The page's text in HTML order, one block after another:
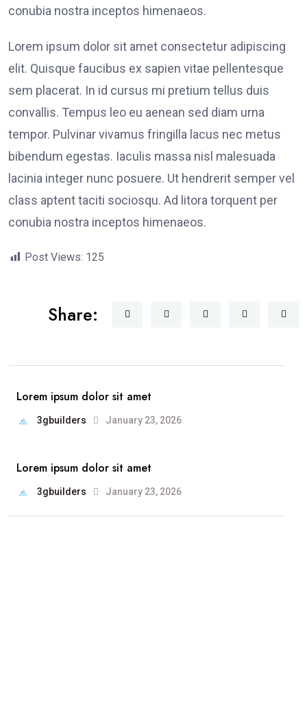
conubia nostra inceptos himenaeos.
Lorem ipsum dolor sit amet consectetur adipiscing
elit. Quisque faucibus ex sapien vitae pellentesque
sem placerat. In id cursus mi pretium tellus duis
convallis. Tempus leo eu aenean sed diam urna
tempor. Pulvinar vivamus fringilla lacus nec metus
bibendum egestas. Iaculis massa nisl malesuada
lacinia integer nunc posuere. Ut hendrerit semper vel
class aptent taciti sociosqu. Ad litora torquent per
conubia nostra inceptos himenaeos.
Post Views: 125
Share:
Lorem ipsum dolor sit amet
3gbuilders January 23, 2026
Lorem ipsum dolor sit amet
3gbuilders January 23, 2026